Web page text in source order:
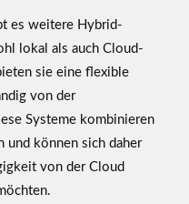
es weitere Hybrid-
lokal als auch Cloud-
sie eine flexible
von der
Systeme kombinieren
und können sich daher
von der Cloud